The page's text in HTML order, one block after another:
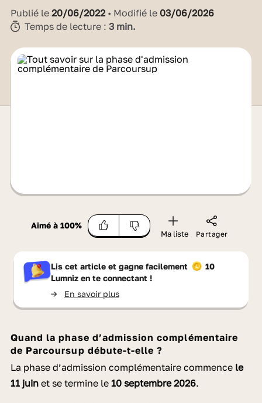
Publié le 20/06/2022• Modifié le 03/06/2026
Temps de lecture : 3 min.
Aimé à 100%
Ma liste Partager
Lis cet article et gagne facilement
10
Lumniz en te connectant !
-> En savoir plus
Quand la phase d’admission complémentaire
de Parcoursup débute-t-elle ?
La phase d’admission complémentaire commence le
11 juin et se termine le 10 septembre 2026.